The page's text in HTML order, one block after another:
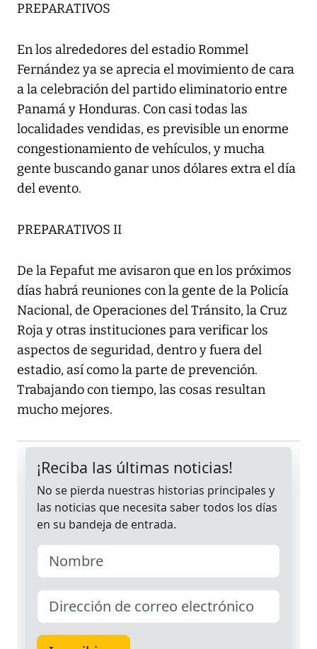
PREPARATIVOS
En los alrededores del estadio Rommel
Fernández ya se aprecia el movimiento de cara
a la celebración del partido eliminatorio entre
Panamá y Honduras. Con casi todas las
localidades vendidas, es previsible un enorme
congestionamiento de vehículos, y mucha
gente buscando ganar unos dólares extra el día
del evento.
PREPARATIVOS II
De la Fepafut me avisaron que en los próximos
días habrá reuniones con la gente de la Policía
Nacional, de Operaciones del Tránsito, la Cruz
Roja y otras instituciones para verificar los
aspectos de seguridad, dentro y fuera del
estadio, así como la parte de prevención.
Trabajando con tiempo, las cosas resultan
mucho mejores.